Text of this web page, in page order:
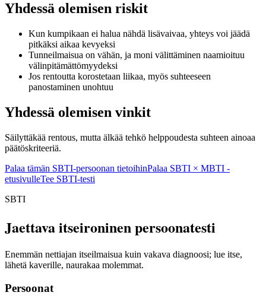
Yhdessä olemisen riskit
Kun kumpikaan ei halua nähdä lisävaivaa, yhteys voi jäädä
pitkäksi aikaa kevyeksi
Tunneilmaisua on vähän, ja moni välittäminen naamioituu
välinpitämättömyydeksi
Jos rentoutta korostetaan liikaa, myös suhteeseen
panostaminen unohtuu
Yhdessä olemisen vinkit
Säilyttäkää rentous, mutta älkää tehkö helppoudesta suhteen ainoaa
päätöskriteeriä.
Palaa tämän SBTI-persoonan tietoihinPalaa SBTI × MBTI -
etusivulleTee SBTI-testi
SBTI
Jaettava itseironinen persoonatesti
Enemmän nettiajan itseilmaisua kuin vakava diagnoosi; lue itse,
lähetä kaverille, naurakaa molemmat.
Persoonat